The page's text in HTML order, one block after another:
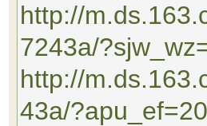
http://
7243a/
http://
43a/